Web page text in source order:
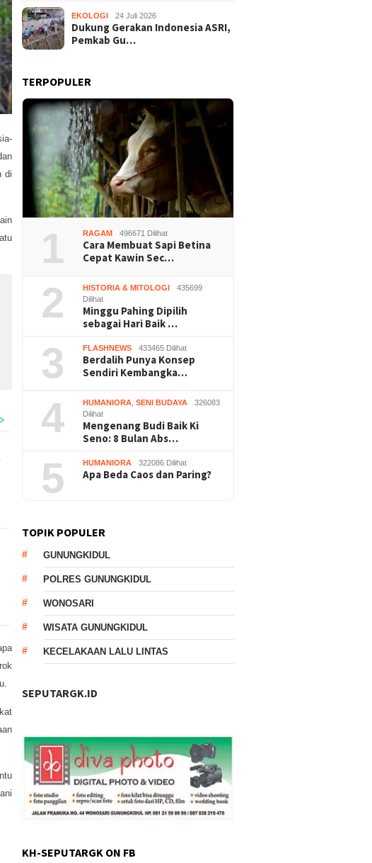
di
EKOLOGI 24 Juli 2026
Dukung Gerakan Indonesia ASRI,
Pemkab Gu…
TERPOPULER
1 RAGAM 496671 Dilihat
Cara Membuat Sapi Betina
Cepat Kawin Sec…
2 HISTORIA & MITOLOGI
435699
Dilihat
Minggu Pahing Dipilih
sebagai Hari Baik …
3 FLASHNEWS 433465 Dilihat
Berdalih Punya Konsep
Sendiri Kembangka…
4 HUMANIORA ,SENI BUDAYA
326083
Dilihat
Mengenang Budi Baik Ki
Seno: 8 Bulan Abs…
5 HUMANIORA 322086 Dilihat
Apa Beda Caos dan Paring?
TOPIK POPULER
GUNUNGKIDUL
POLRES GUNUNGKIDUL
WONOSARI
WISATA GUNUNGKIDUL
KECELAKAAN LALU LINTAS
SEPUTARGK.ID
KH-SEPUTARGK ON FB